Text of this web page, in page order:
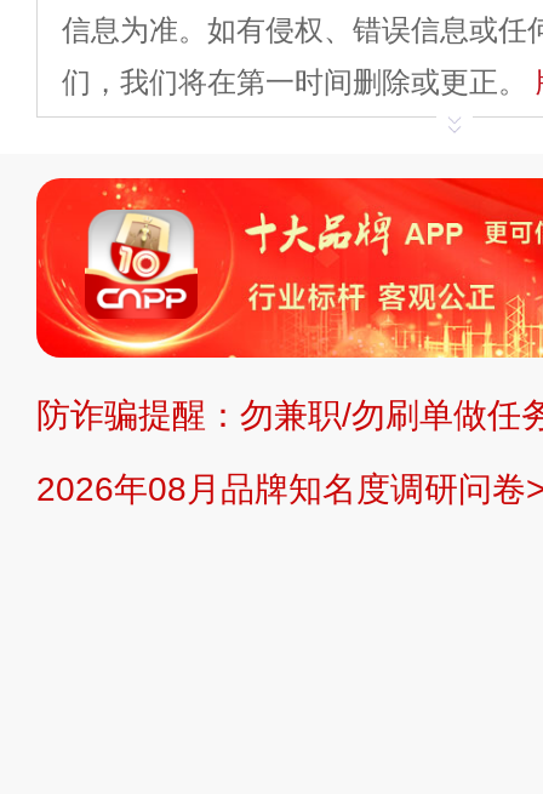
信息为准。如有侵权、错误信息或任
们，我们将在第一时间删除或更正。
平台自有内容（文字
标、LOGO 等）知识产权归本站所
复制、转载、商用。本站不生产产
不代理、不招商、不提供中介服务。
持投资购买的观点或意见，页面信息
提交说明： 快速提交发布>> 提交品
防诈骗提醒：勿兼职/勿刷单做任
2026年08月品牌知名度调研问卷